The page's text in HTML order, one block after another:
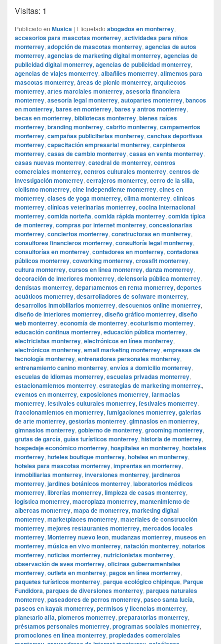
Visitas: 1
Publicado en Musica | Etiquetado abogados en monterrey,
accesorios para mascotas monterrey, actividades para niños
monterrey, adopción de mascotas monterrey, agencias de autos
monterrey, agencias de marketing digital monterrey, agencias de
publicidad digital monterrey, agencias de publicidad monterrey,
agencias de viajes monterrey, albañiles monterrey, alimentos para
mascotas monterrey, áreas de picnic monterrey, arquitectos
monterrey, artes marciales monterrey, asesoría financiera
monterrey, asesoría legal monterrey, autopartes monterrey, bancos
en monterrey, bares en monterrey, bares y antros monterrey,
becas en monterrey, bibliotecas monterrey, bienes raíces
monterrey, branding monterrey, cabrito monterrey, campamentos
monterrey, campañas publicitarias monterrey, canchas deportivas
monterrey, capacitación empresarial monterrey, carpinteros
monterrey, casas de cambio monterrey, casas en venta monterrey,
casas nuevas monterrey, catedral de monterrey, centros
comerciales monterrey, centros culturales monterrey, centros de
investigación monterrey, cerrajeros monterrey, cerro de la silla,
ciclismo monterrey, cine independiente monterrey, cines en
monterrey, clases de yoga monterrey, clima monterrey, clínicas
monterrey, clínicas veterinarias monterrey, cocina internacional
monterrey, comida norteña, comida rápida monterrey, comida típica
de monterrey, compras por internet monterrey, concesionarias
monterrey, conciertos monterrey, constructoras en monterrey,
consultores financieros monterrey, consultoría legal monterrey,
consultorías en monterrey, contadores en monterrey, contadores
públicos monterrey, coworking monterrey, crossfit monterrey,
cultura monterrey, cursos en línea monterrey, danza monterrey,
decoración de interiores monterrey, defensoría pública monterrey,
dentistas monterrey, departamentos en renta monterrey, deportes
acuáticos monterrey, desarrolladores de software monterrey,
desarrollos inmobiliarios monterrey, descuentos online monterrey,
diseño de interiores monterrey, diseño gráfico monterrey, diseño
web monterrey, economía de monterrey, ecoturismo monterrey,
educación continua monterrey, educación pública monterrey,
electricistas monterrey, electrónicos en línea monterrey,
electrónicos monterrey, email marketing monterrey, empresas de
tecnología monterrey, entrenadores personales monterrey,
entrenamiento canino monterrey, envíos a domicilio monterrey,
escuelas de idiomas monterrey, escuelas privadas monterrey,
estacionamientos monterrey, estrategias de marketing monterrey.,
eventos en monterrey, exposiciones monterrey, farmacias
monterrey, festivales culturales monterrey, festivales monterrey,
fraccionamientos en monterrey, fumigaciones monterrey, galerías
de arte monterrey, gestorías monterrey, gimnasios en monterrey,
gimnasios monterrey, gobierno de monterrey, grooming monterrey,
grutas de garcía, guías turísticos monterrey, historia de monterrey,
hospedaje económico monterrey, hospitales en monterrey, hostales
monterrey, hoteles boutique monterrey, hoteles en monterrey,
hoteles para mascotas monterrey, imprentas en monterrey,
inmobiliarias monterrey, inversiones monterrey, jardineros
monterrey, jardines botánicos monterrey, laboratorios médicos
monterrey, librerías monterrey, limpieza de casas monterrey,
logística monterrey, macroplaza monterrey, mantenimiento de
albercas monterrey, mapa de monterrey, marketing digital
monterrey, marketplaces monterrey, materiales de construcción
monterrey, mejores restaurantes monterrey, mercados locales
monterrey, Monterrey nuevo leon, mudanzas monterrey, museos en
monterrey, música en vivo monterrey, natación monterrey, notarios
monterrey, noticias monterrey, nutricionistas monterrey,
observación de aves monterrey, oficinas gubernamentales
monterrey, outlets en monterrey, pagos en línea monterrey,
paquetes turísticos monterrey, parque ecológico chipinque, Parque
Fundidora, parques de diversiones monterrey, parques naturales
monterrey, paseadores de perros monterrey, paseo santa lucía,
paseos en kayak monterrey, permisos y licencias monterrey,
planetario alfa, plomeros monterrey, preparatorias monterrey,
préstamos personales monterrey, programas sociales monterrey,
promociones en línea monterrey, propiedades comerciales